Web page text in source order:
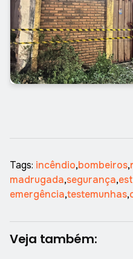
Tags: incêndio,bombeiros,
madrugada,segurança,
emergência,testemunhas,
Veja também: